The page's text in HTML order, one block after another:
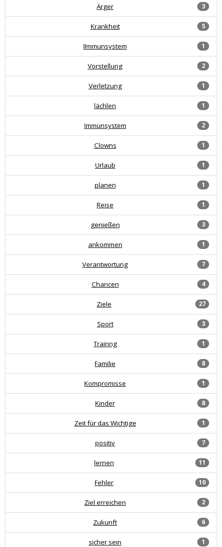
3
Ärger
5
Krankheit
1
IImmunsystem
2
Vorstellung
1
Verletzung
1
lächlen
2
Immunsystem
1
Clowns
1
Urlaub
1
planen
1
Reise
3
genießen
1
ankommen
7
Verantwortung
4
Chancen
27
Ziele
3
Sport
1
Trainng
8
Familie
1
Kompromisse
8
Kinder
1
Zeit für das Wichtige
7
positiv
11
lernen
10
Fehler
2
Ziel erreichen
6
Zukunft
1
sicher sein